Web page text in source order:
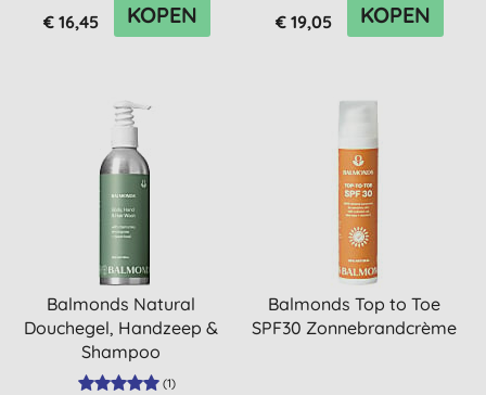
€ 16,45 KOPEN € 19,05 KOPEN
Balmonds Natural
Douchegel, Handzeep &
Shampoo
(1)
Balmonds Top to Toe
SPF30 Zonnebrandcrème